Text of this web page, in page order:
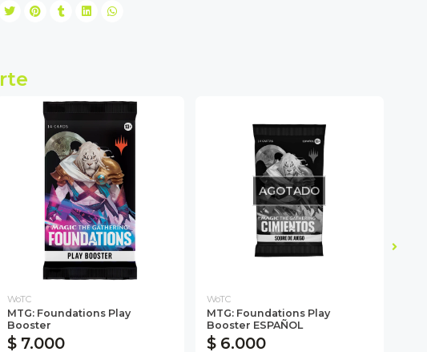
WoTC
MTG: Foundations Play
Booster
$ 7.000
AGOTADO
WoTC
MTG: Foundations Play
Booster ESPAÑOL
$ 6.000